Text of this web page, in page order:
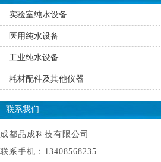
实验室纯水设备
医用纯水设备
工业纯水设备
耗材配件及其他仪器
联系我们
成都品成科技有限公司
联系手机：13408568235